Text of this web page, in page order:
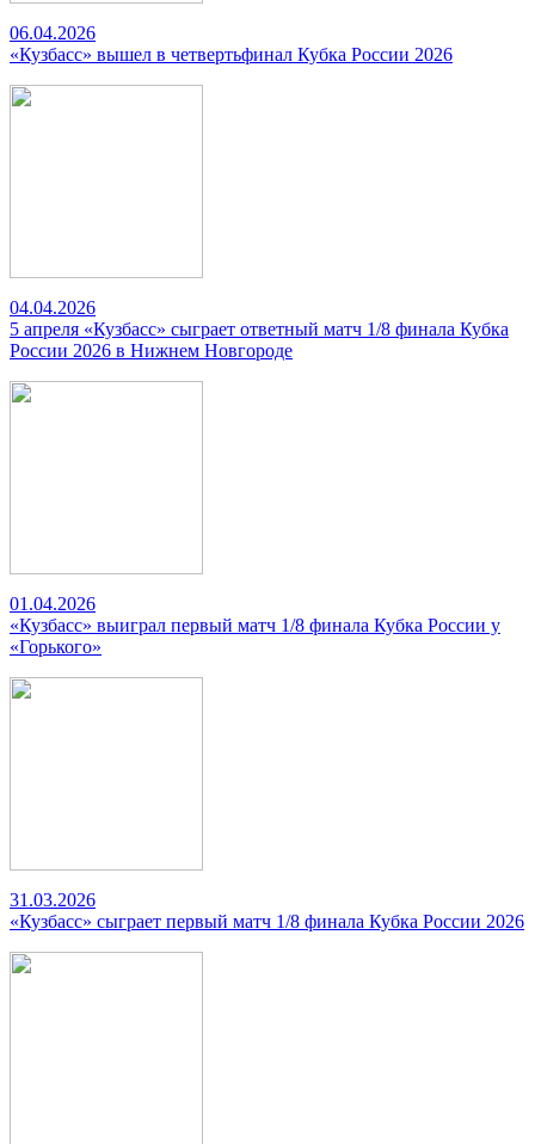
06.04.2026
«Кузбасс» вышел в четвертьфинал Кубка России 2026
04.04.2026
5 апреля «Кузбасс» сыграет ответный матч 1/8 финала Кубка
России 2026 в Нижнем Новгороде
01.04.2026
«Кузбасс» выиграл первый матч 1/8 финала Кубка России у
«Горького»
31.03.2026
«Кузбасс» сыграет первый матч 1/8 финала Кубка России 2026